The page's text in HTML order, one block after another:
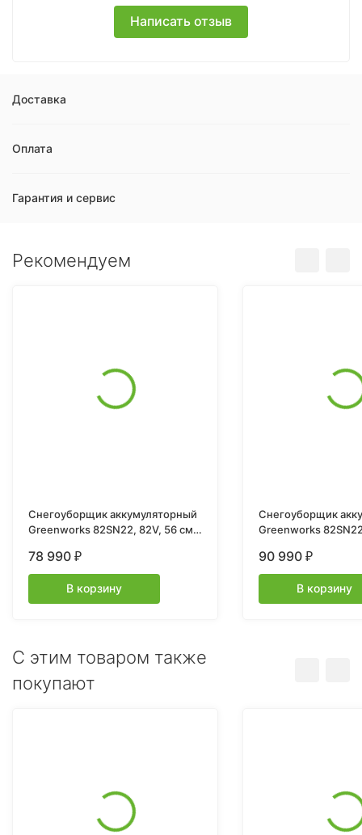
Написать отзыв
Доставка
Оплата
Гарантия и сервис
Рекомендуем
Снегоуборщик аккумуляторный
Greenworks 82SN22, 82V, 56 см,
78 990 ₽
В корзину
Снегоуборщик
Greenworks
90 990 ₽
В корзину
C этим товаром также
покупают